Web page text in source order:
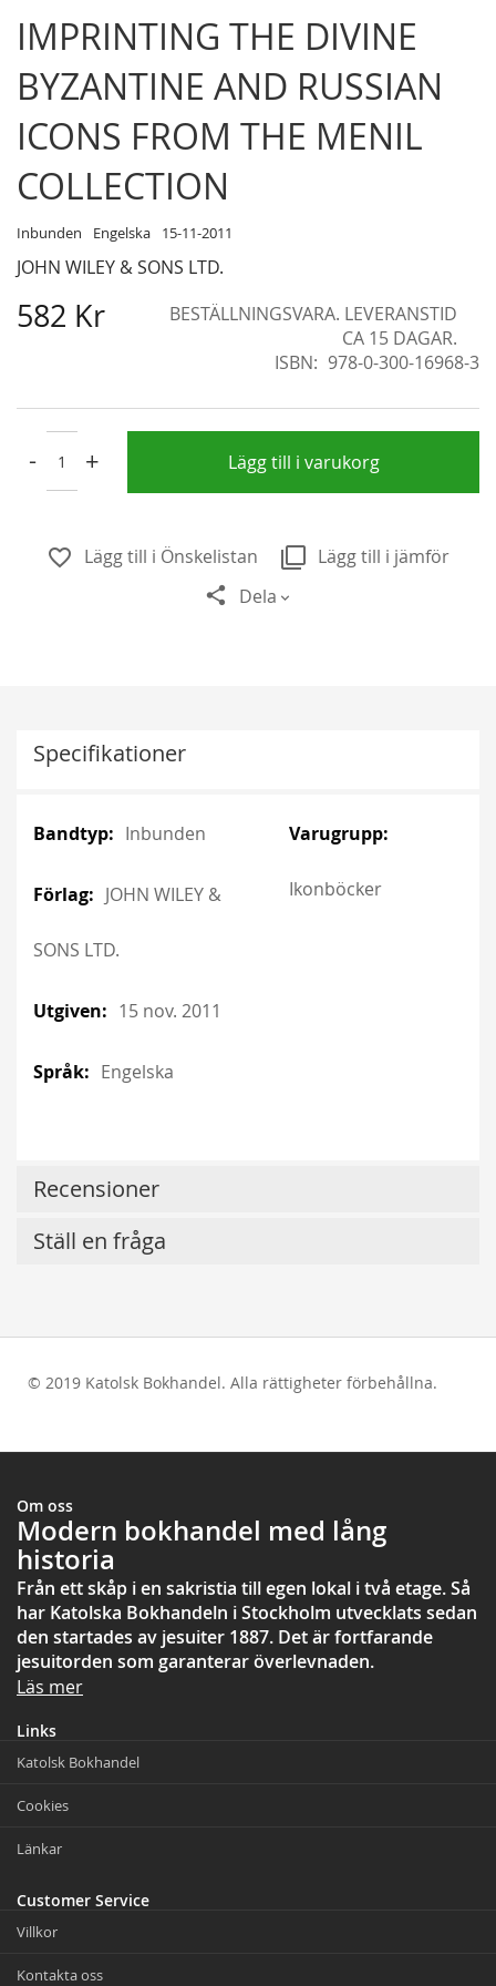
IMPRINTING THE DIVINE
BYZANTINE AND RUSSIAN
ICONS FROM THE MENIL
COLLECTION
Inbunden Engelska 15-11-2011
JOHN WILEY & SONS LTD.
582 Kr
BESTÄLLNINGSVARA. LEVERANSTID
CA 15 DAGAR.
ISBN
978-0-300-16968-3
- + Lägg till i varukorg
Lägg till i Önskelistan
Lägg till i jämför
Dela
Skip
to
the
beginning
of
the
images
gallery
Specifikationer
InformationInbunden
JOHN WILEY &
SONS LTD.
15 nov. 2011
Engelska
Information
Ikonböcker
Recensioner
Ställ en fråga
© 2019 Katolsk Bokhandel. Alla rättigheter förbehållna.
Om oss
Modern bokhandel med lång
historia
Från ett skåp i en sakristia till egen lokal i två etage. Så
har Katolska Bokhandeln i Stockholm utvecklats sedan
den startades av jesuiter 1887. Det är fortfarande
jesuitorden som garanterar överlevnaden.
Läs mer
Links
Katolsk Bokhandel
Cookies
Länkar
Customer Service
Villkor
Kontakta oss